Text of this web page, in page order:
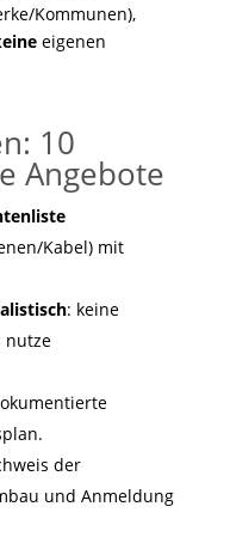
Kommunen),
eigenen
10
Angebote
Kabel) mit
: keine
nutze
der
und Anmeldung